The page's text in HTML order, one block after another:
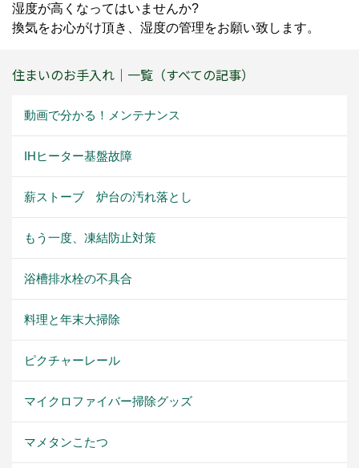
湿度が高くなってはいませんか?
換気をお心がけ頂き、湿度の管理をお願い致します。
住まいのお手入れ｜一覧（すべての記事）
動画で分かる！メンテナンス
IHヒーター基盤故障
薪ストーブ 炉台の汚れ落とし
もう一度、凍結防止対策
浴槽排水栓の不具合
料理と年末大掃除
ピクチャーレール
マイクロファイバー掃除グッズ
マメタンこたつ